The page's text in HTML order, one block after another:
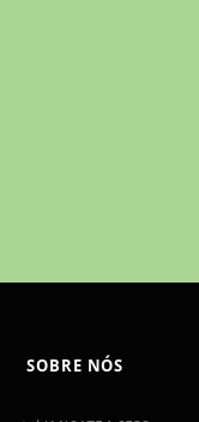
SOBRE NÓS